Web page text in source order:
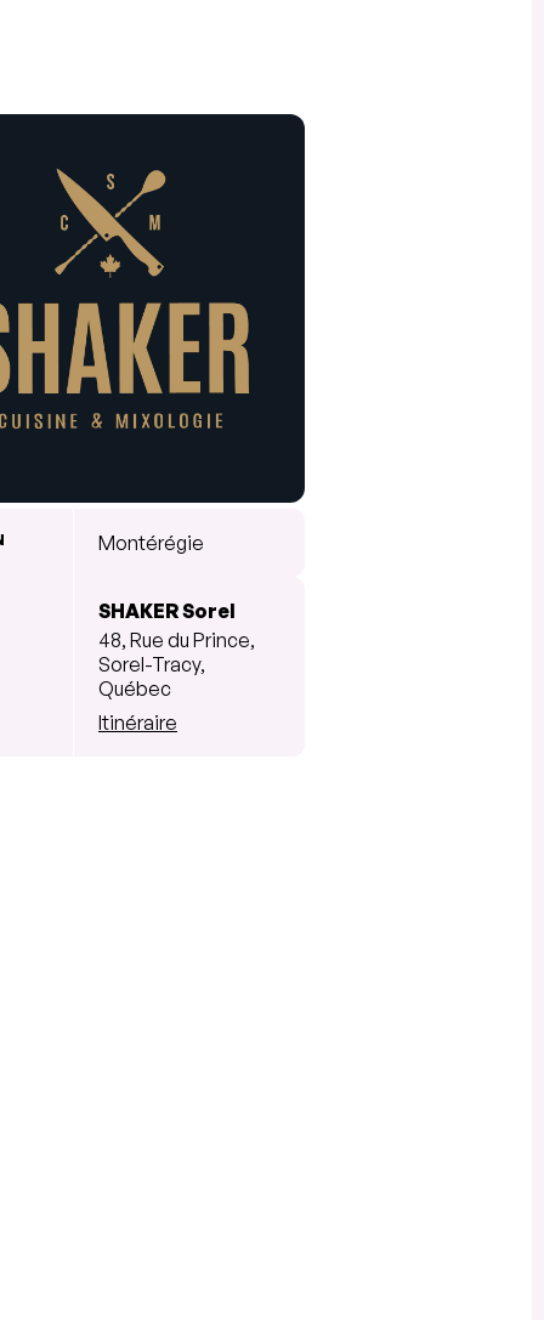
Montérégie
SHAKER Sorel
48, Rue du Prince,
Sorel-Tracy,
Québec
Itinéraire